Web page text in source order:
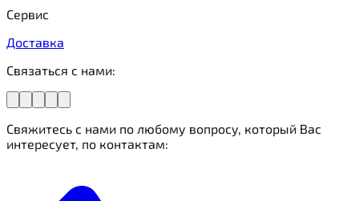
Сервис
Доставка
Связаться с нами:
Свяжитесь с нами по любому вопросу, который Вас
интересует, по контактам: